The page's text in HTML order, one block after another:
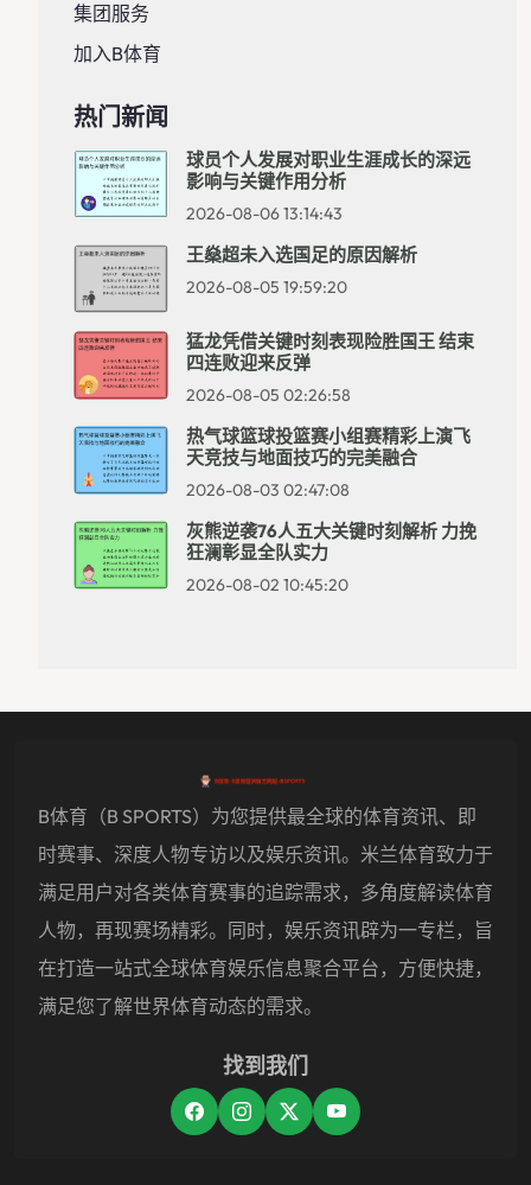
集团服务
加入B体育
热门新闻
球员个人发展对职业生涯成长的深远
影响与关键作用分析
2026-08-06 13:14:43
王燊超未入选国足的原因解析
2026-08-05 19:59:20
猛龙凭借关键时刻表现险胜国王 结束
四连败迎来反弹
2026-08-05 02:26:58
热气球篮球投篮赛小组赛精彩上演飞
天竞技与地面技巧的完美融合
2026-08-03 02:47:08
灰熊逆袭76人五大关键时刻解析 力挽
狂澜彰显全队实力
2026-08-02 10:45:20
B体育（B SPORTS）为您提供最全球的体育资讯、即
时赛事、深度人物专访以及娱乐资讯。米兰体育致力于
满足用户对各类体育赛事的追踪需求，多角度解读体育
人物，再现赛场精彩。同时，娱乐资讯辟为一专栏，旨
在打造一站式全球体育娱乐信息聚合平台，方便快捷，
满足您了解世界体育动态的需求。
找到我们